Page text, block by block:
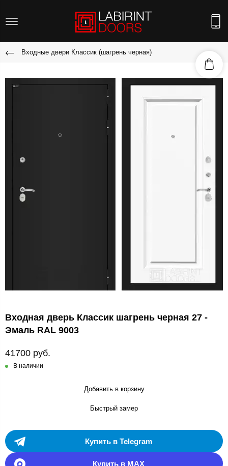
Входные двери Классик (шагрень черная)
Входная дверь Классик шагрень черная 27 -
Эмаль RAL 9003
41700 руб.
В наличии
Добавить в корзину
Быстрый замер
Купить в Telegram
Купить в MAX